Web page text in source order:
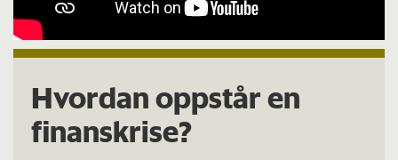
Hvordan oppstår en
finanskrise?